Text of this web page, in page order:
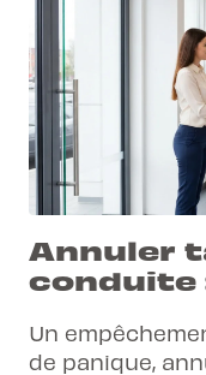
Annuler
conduite
Un
de panique,